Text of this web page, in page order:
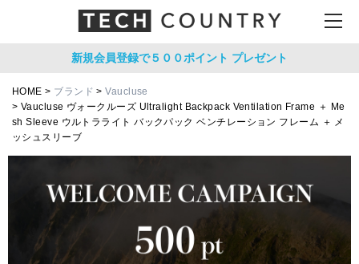
新規会員登録で５００ポイント プレゼント
HOME ブランド
Vaucluse
Vaucluse ヴォークルーズ Ultralight Backpack Ventilation Frame ＋ Me
sh Sleeve ウルトラライト バックパック ベンチレーション フレーム ＋ メ
ッシュスリーブ